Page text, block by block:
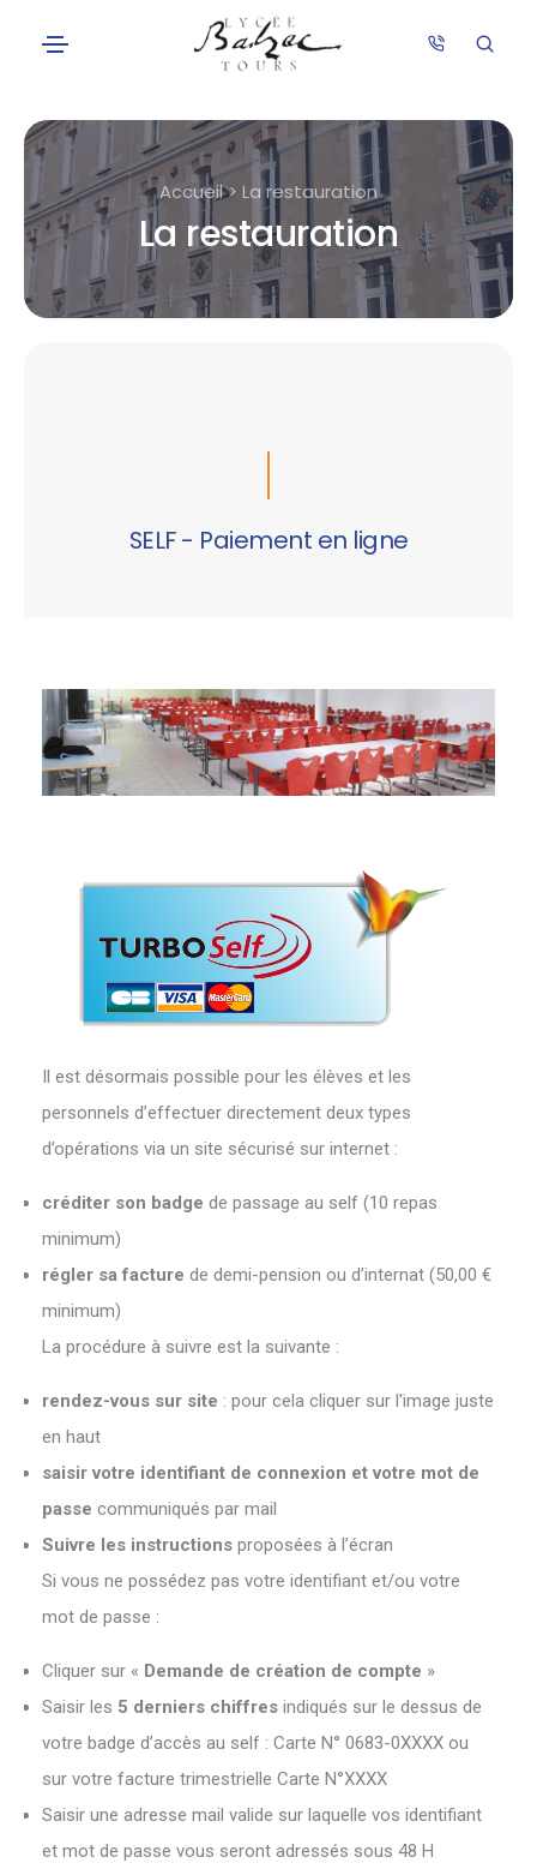
Accueil > La restauration
La restauration
SELF - Paiement en ligne
Il est désormais possible pour les élèves et les
personnels d’effectuer directement deux types
d’opérations via un site sécurisé sur internet :
créditer son badge de passage au self (10 repas
minimum)
régler sa facture de demi-pension ou d’internat (50,00 €
minimum)
La procédure à suivre est la suivante :
rendez-vous sur site : pour cela cliquer sur l'image juste
en haut
saisir votre identifiant de connexion et votre mot de
passe communiqués par mail
Suivre les instructions proposées à l’écran
Si vous ne possédez pas votre identifiant et/ou votre
mot de passe :
Cliquer sur « Demande de création de compte »
Saisir les 5 derniers chiffres indiqués sur le dessus de
votre badge d’accès au self : Carte N° 0683-0XXXX ou
sur votre facture trimestrielle Carte N°XXXX
Saisir une adresse mail valide sur laquelle vos identifiant
et mot de passe vous seront adressés sous 48 H